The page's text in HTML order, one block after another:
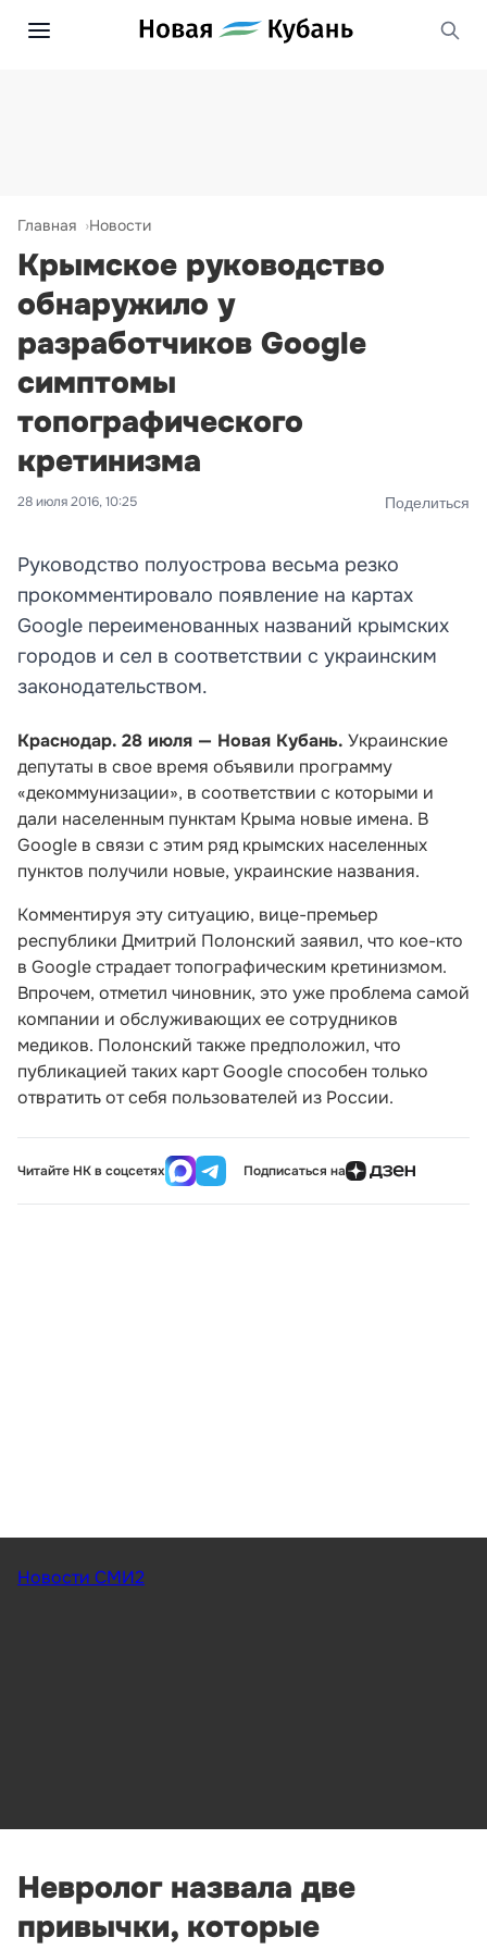
Главная Новости
Крымское руководство
обнаружило у
разработчиков Google
симптомы
топографического
кретинизма
28 июля 2016, 10:25 Поделиться
Руководство полуострова весьма резко
прокомментировало появление на картах
Google переименованных названий крымских
городов и сел в соответствии с украинским
законодательством.
Краснодар. 28 июля — Новая Кубань. Украинские
депутаты в свое время объявили программу
«декоммунизации», в соответствии с которыми и
дали населенным пунктам Крыма новые имена. В
Google в связи с этим ряд крымских населенных
пунктов получили новые, украинские названия.
Комментируя эту ситуацию, вице-премьер
республики Дмитрий Полонский заявил, что кое-кто
в Google страдает топографическим кретинизмом.
Впрочем, отметил чиновник, это уже проблема самой
компании и обслуживающих ее сотрудников
медиков. Полонский также предположил, что
публикацией таких карт Google способен только
отвратить от себя пользователей из России.
Читайте НК в соцсетях Подписаться на
Новости СМИ2
Невролог назвала две
привычки, которые